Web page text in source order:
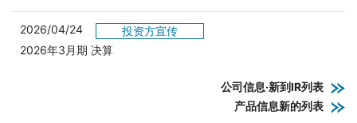
2026/04/24
投资方宣传
2026年3月期 决算
公司信息·新到IR列表
产品信息新的列表